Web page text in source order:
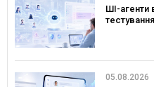
ШІ-агенти
05.08.2026